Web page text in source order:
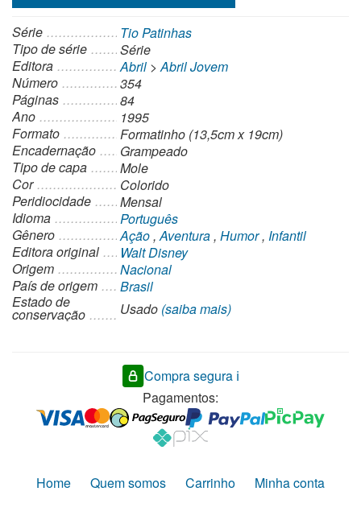
Série
Tio Patinhas
Tipo de série
Série
Editora
Abril >Abril Jovem
Número
354
Páginas
84
Ano
1995
Formato
Formatinho (13,5cm x 19cm)
Encadernação
Grampeado
Tipo de capa
Mole
Cor
Colorido
Peridiocidade
Mensal
Idioma
Português
Gênero
Ação,Aventura, Humor, Infantil
Editora original
Walt Disney
Origem
Nacional
País de origem
Brasil
Estado de
conservação Usado (saiba mais)
Compra segura ℹ️
Pagamentos:
Home Quem somos Carrinho
Minha conta